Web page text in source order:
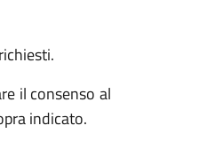
il consenso al
indicato.